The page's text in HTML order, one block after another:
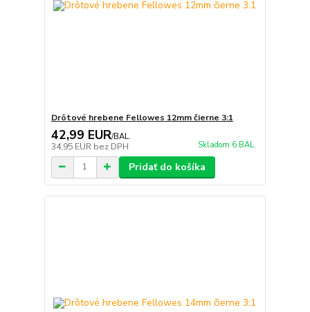
Drôtové hrebene Fellowes 12mm čierne 3:1
42,99 EUR/BAL.
34,95 EUR bez DPH Skladom 6 BAL.
Pridať do košíka